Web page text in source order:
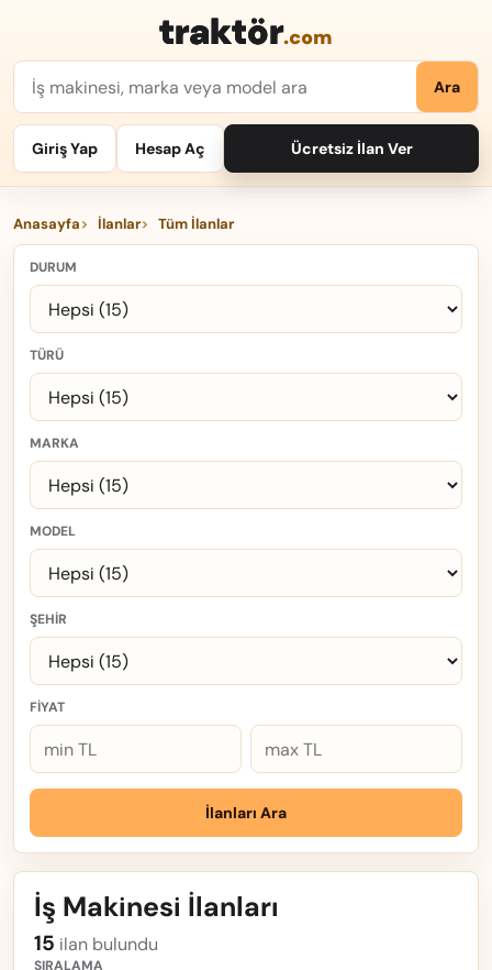
traktör.com
Ara
Giriş Yap Hesap Aç Ücretsiz İlan Ver
Anasayfa İlanlar Tüm İlanlar
DURUM
TÜRÜ
MARKA
MODEL
ŞEHIR
FIYAT
İlanları Ara
İş Makinesi İlanları
15 ilan bulundu
SIRALAMA